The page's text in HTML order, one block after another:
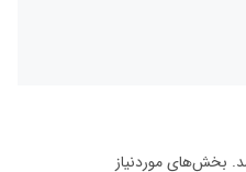
بخش‌های موردنیاز